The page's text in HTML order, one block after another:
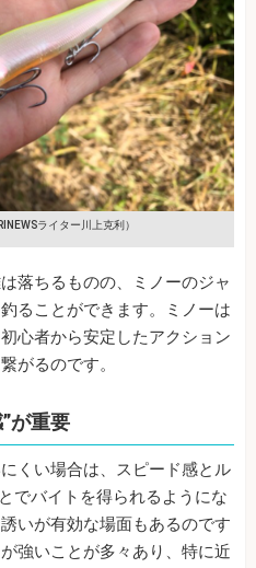
ライター川上克利）
落ちるものの、ミノーのジャ
ることができます。ミノーは
心者から安定したアクション
がるのです。
が重要
くい場合は、スピード感とル
でバイトを得られるようにな
いが有効な場面もあるのです
強いことが多々あり、特に近